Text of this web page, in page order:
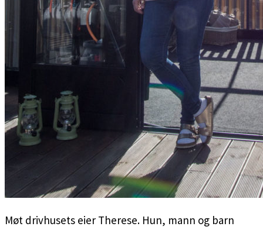
Møt drivhusets eier Therese. Hun, mann og barn